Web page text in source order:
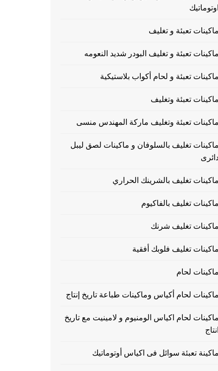
اوتوماتيك
ماكينات تعبئة و تغليف
ماكينات تعبئة و تغليف البودر شديد النعومه
ماكينات تعبئة و لحام أكواب بلاستيكية
ماكينات تعبئة وتغليف
ماكينات تعبئة وتغليف ماركة المهندس منسى
ماكينات تغليف بالسلوفان و ماكينات لصق ليبل
ماكينات تغليف بالشرينك الحراري
ماكينات تغليف بالفاكيوم
ماكينات تغليف شرنك
ماكينات تغليف فلوبك أفقية
ماكينات لحام
ماكينات لحام أكياس وماكينات طباعة تاريخ إنتاج
ماكينات لحام اكياس الومنيوم و لامينيت مع تاريخ
انتاج
ماكينة تعبئة سوائل فى اكياس أوتوماتيك